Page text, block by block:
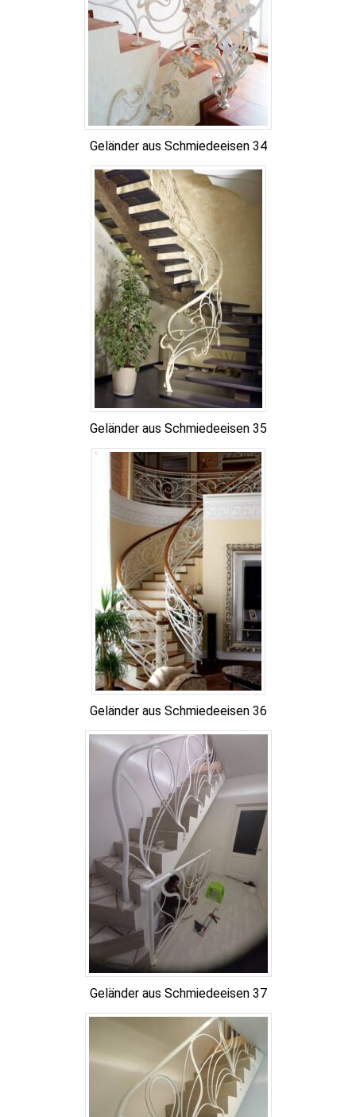
Geländer aus Schmiedeeisen 34
Geländer aus Schmiedeeisen 35
Geländer aus Schmiedeeisen 36
Geländer aus Schmiedeeisen 37